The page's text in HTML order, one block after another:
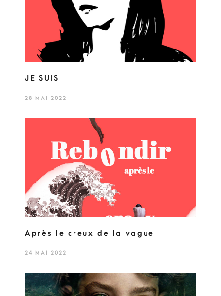
JE SUIS
28 MAI 2022
Après le creux de la vague
24 MAI 2022